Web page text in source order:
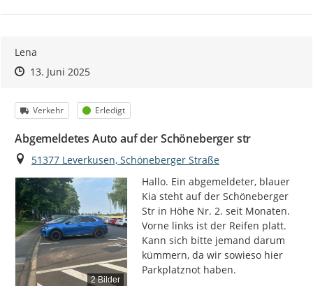
Lena
Zeitpunkt des Erstellens
Zeitpunkt des Erstellens
13. Juni 2025Zur Äußerung
Kategorie
Verkehr Status
Erledigt
Abgemeldetes Auto auf der Schöneberger str
Ort
51377 Leverkusen, Schöneberger Straße
2 Bilder
Hallo. Ein abgemeldeter, blauer
Kia steht auf der Schöneberger
Str in Höhe Nr. 2. seit Monaten.
Vorne links ist der Reifen platt.
Kann sich bitte jemand darum
kümmern, da wir sowieso hier
Parkplatznot haben.